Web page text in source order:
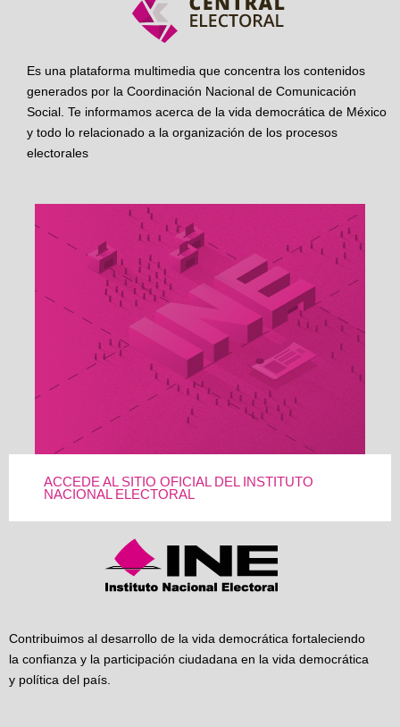
Es una plataforma multimedia que concentra los contenidos
generados por la Coordinación Nacional de Comunicación
Social. Te informamos acerca de la vida democrática de México
y todo lo relacionado a la organización de los procesos
electorales
ACCEDE AL SITIO OFICIAL DEL INSTITUTO
NACIONAL ELECTORAL
Contribuimos al desarrollo de la vida democrática fortaleciendo
la confianza y la participación ciudadana en la vida democrática
y política del país.